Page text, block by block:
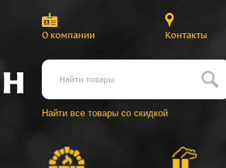
О компании Контакты
Найти все товары со скидкой